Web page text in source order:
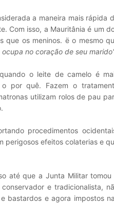
a maneira mais rápida
Com isso, a Mauritânia é um
que os meninos. ë o mesmo
no coração de seu
o leite de camelo é
por quê. Fazem o
utilizam rolos de pau
procedimentos
perigosos efeitos colaterias e
até que a Junta Militar tomou
e tradicionalista,
bastardos e agora impostos